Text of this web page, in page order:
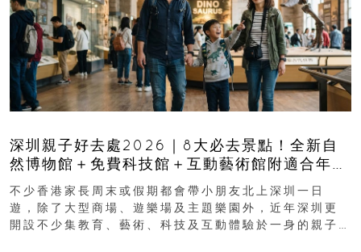
深圳親子好去處2026｜8大必去景點！全新自
然博物館＋免費科技館＋互動藝術館附適合年
齡、交通、門票、開放時間
不少香港家長周末或假期都會帶小朋友北上深圳一日
遊，除了大型商場、遊樂場及主題樂園外，近年深圳更
開設不少集教育、藝術、科技及互動體驗於一身的親子